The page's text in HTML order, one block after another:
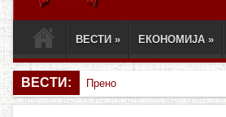
ВЕСТИ » ЕКОНОМИЈА »
ВЕСТИ: Пренос седнице СО Осечина